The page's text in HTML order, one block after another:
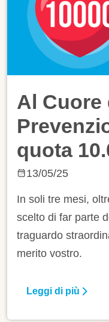
Al Cuore
quota
voi!
13/05/25
In soli tre mesi,
scelto di far parte
traguardo
merito vostro.
Leggi di più